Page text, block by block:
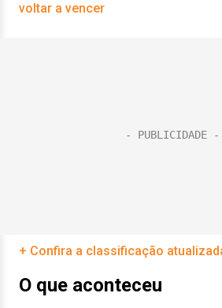
voltar a vencer
+ Confira a classificação
O que aconteceu